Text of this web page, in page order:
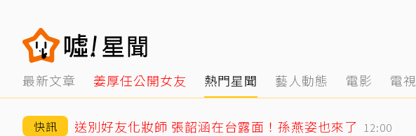
最新文章 姜厚任公開女友 熱門星聞 藝人動態 電影 電視
快訊 送別好友化妝師 張韶涵在台露面！孫燕姿也來了 12:00